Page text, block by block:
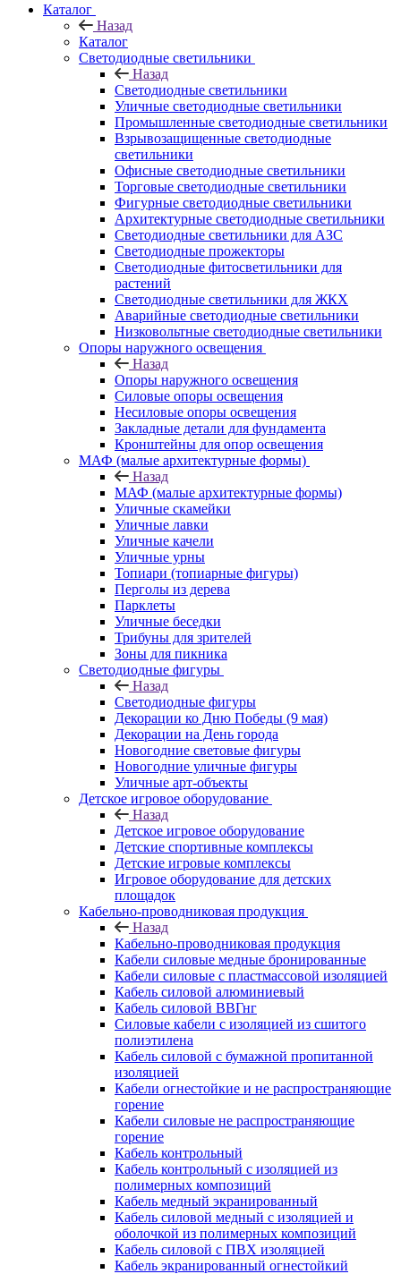
Каталог
Назад
Каталог
Светодиодные светильники
Назад
Светодиодные светильники
Уличные светодиодные светильники
Промышленные светодиодные светильники
Взрывозащищенные светодиодные
светильники
Офисные светодиодные светильники
Торговые светодиодные светильники
Фигурные светодиодные светильники
Архитектурные светодиодные светильники
Светодиодные светильники для АЗС
Светодиодные прожекторы
Светодиодные фитосветильники для
растений
Светодиодные светильники для ЖКХ
Аварийные светодиодные светильники
Низковольтные светодиодные светильники
Опоры наружного освещения
Назад
Опоры наружного освещения
Силовые опоры освещения
Несиловые опоры освещения
Закладные детали для фундамента
Кронштейны для опор освещения
МАФ (малые архитектурные формы)
Назад
МАФ (малые архитектурные формы)
Уличные скамейки
Уличные лавки
Уличные качели
Уличные урны
Топиари (топиарные фигуры)
Перголы из дерева
Парклеты
Уличные беседки
Трибуны для зрителей
Зоны для пикника
Светодиодные фигуры
Назад
Светодиодные фигуры
Декорации ко Дню Победы (9 мая)
Декорации на День города
Новогодние световые фигуры
Новогодние уличные фигуры
Уличные арт-объекты
Детское игровое оборудование
Назад
Детское игровое оборудование
Детские спортивные комплексы
Детские игровые комплексы
Игровое оборудование для детских
площадок
Кабельно-проводниковая продукция
Назад
Кабельно-проводниковая продукция
Кабели силовые медные бронированные
Кабели силовые с пластмассовой изоляцией
Кабель силовой алюминиевый
Кабель силовой ВВГнг
Силовые кабели с изоляцией из сшитого
полиэтилена
Кабель силовой с бумажной пропитанной
изоляцией
Кабели огнестойкие и не распространяющие
горение
Кабели силовые не распространяющие
горение
Кабель контрольный
Кабель контрольный с изоляцией из
полимерных композиций
Кабель медный экранированный
Кабель силовой медный с изоляцией и
оболочкой из полимерных композиций
Кабель силовой с ПВХ изоляцией
Кабель экранированный огнестойкий